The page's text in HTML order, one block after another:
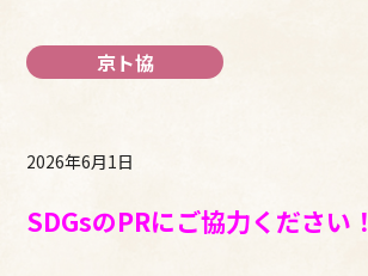
京ト協
2026年6月1日
SDGsのPRにご協力ください！